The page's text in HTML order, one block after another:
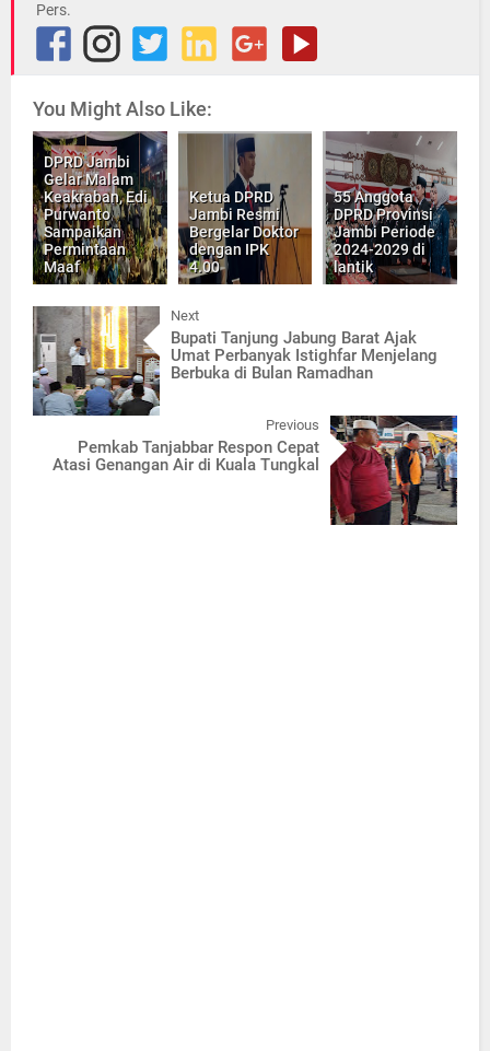
Pers.
You Might Also Like:
DPRD Jambi
Gelar Malam
Keakraban, Edi
Purwanto
Sampaikan
Permintaan
Maaf
Ketua DPRD
Jambi Resmi
Bergelar Doktor
dengan IPK
4.00
55 Anggota
DPRD Provinsi
Jambi Periode
2024-2029 di
lantik
Next
Bupati Tanjung Jabung Barat Ajak
Umat Perbanyak Istighfar Menjelang
Berbuka di Bulan Ramadhan
Previous
Pemkab Tanjabbar Respon Cepat
Atasi Genangan Air di Kuala Tungkal